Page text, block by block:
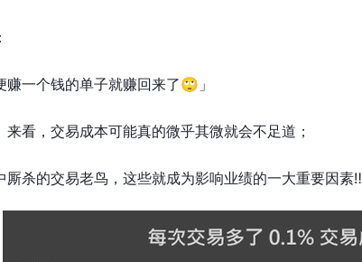
赚一个钱的单子就赚回来了🙄」
看，交易成本可能真的微乎其微就会不足道；
杀的交易老鸟，这些就成为影响业绩的一大重要因素‼️